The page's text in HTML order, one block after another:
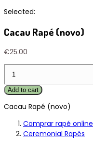
Selected:
Cacau Rapé (novo)
€25.00
Cacau
Rapé
(novo)
Add to cart
Cacau Rapé (novo)
Comprar rapé online
Ceremonial Rapés